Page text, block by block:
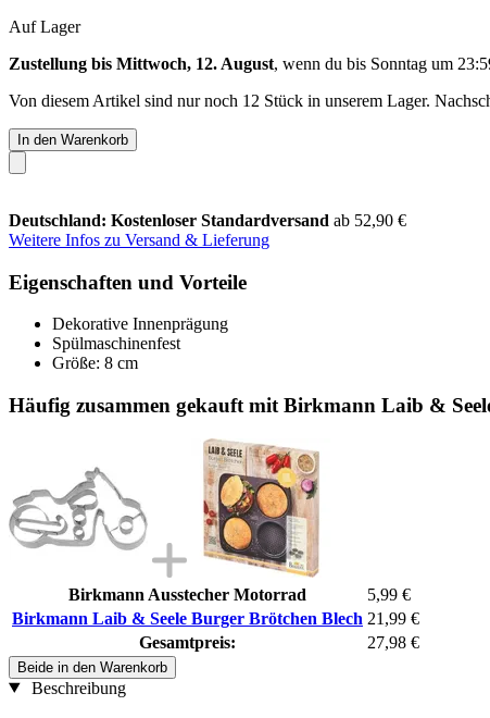
Auf Lager
Zustellung bis Mittwoch, 12. August, wenn du bis Sonntag um
Von diesem Artikel sind nur noch 12 Stück in unserem Lager.
In den Warenkorb
Deutschland: Kostenloser Standardversand ab 52,90 €
Weitere Infos zu Versand & Lieferung
Eigenschaften und Vorteile
Dekorative Innenprägung
Spülmaschinenfest
Größe: 8 cm
Häufig zusammen gekauft mit Birkmann Laib &
Birkmann Ausstecher Motorrad
5,99 €
Birkmann Laib & Seele Burger Brötchen Blech 21,99 €
Gesamtpreis:
27,98 €
Beide in den Warenkorb
Beschreibung